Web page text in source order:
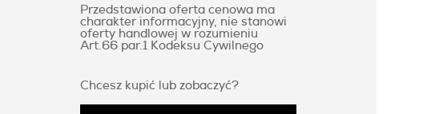
Przedstawiona oferta cenowa ma
charakter informacyjny, nie stanowi
oferty handlowej w rozumieniu
Art.66 par.1 Kodeksu Cywilnego
Chcesz kupić lub zobaczyć?